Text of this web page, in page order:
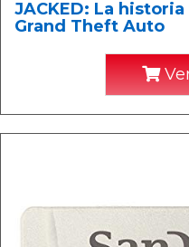
JACKED: La
Grand Theft Auto